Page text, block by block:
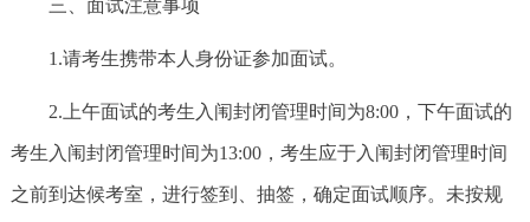
三、面试注意事项
1.请考生携带本人身份证参加面试。
2.上午面试的考生入闱封闭管理时间为8:00，下午面试的
考生入闱封闭管理时间为13:00，考生应于入闱封闭管理时间
之前到达候考室，进行签到、抽签，确定面试顺序。未按规